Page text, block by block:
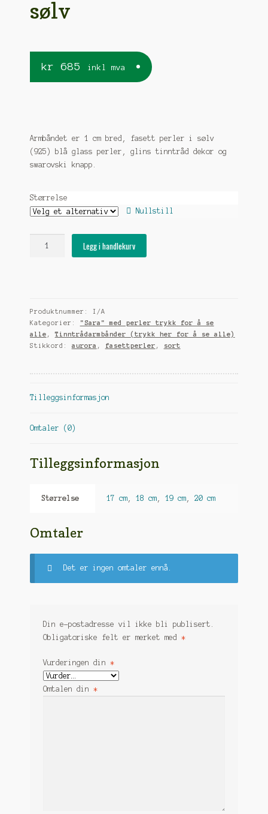
sølv
kr 685 inkl mva
Armbåndet er 1 cm bred, fasett perler i sølv
(925) blå glass perler, glins tinntråd dekor og
swarovski knapp.
Størrelse
Nullstill
tinntrådarmbånd
antall
Legg i handlekurv
Produktnummer:
I/A
Kategorier:
"Sara" med perler trykk for å se
alle ,Tinntrådarmbånder (trykk her for å se alle)
Stikkord: aurora , fasettperler , sort
Tilleggsinformasjon
Omtaler (0)
Tilleggsinformasjon
Størrelse 17 cm 18 cm 19 cm 20 cm
Omtaler
Det er ingen omtaler ennå.
Din e-postadresse vil ikke bli publisert.
Obligatoriske felt er merket med *
Vurderingen din *
Omtalen din *